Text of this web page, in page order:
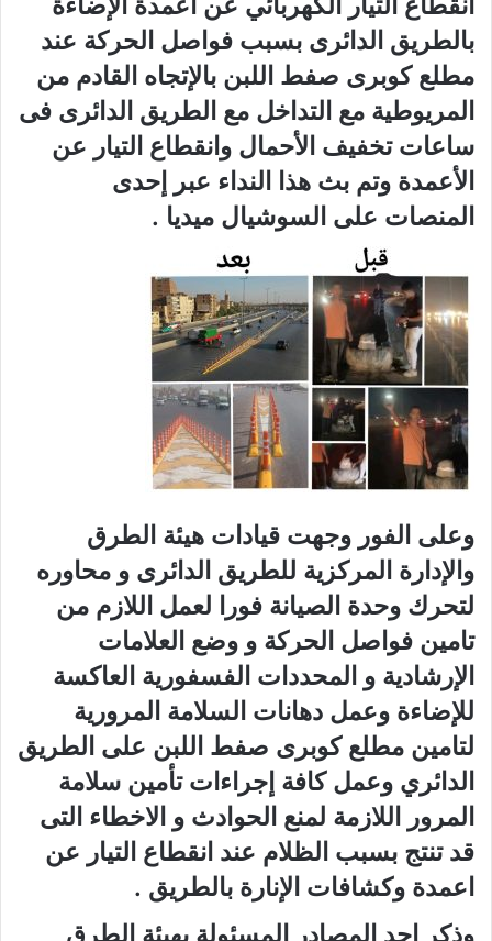
بالطريق الدائرى بسبب فواصل الحركة عند
مطلع كوبرى صفط اللبن بالإتجاه القادم من
المريوطية مع التداخل مع الطريق الدائرى فى
ساعات تخفيف الأحمال وانقطاع التيار عن
الأعمدة وتم بث هذا النداء عبر إحدى
المنصات على السوشيال ميديا .
وعلى الفور وجهت قيادات هيئة الطرق
والإدارة المركزية للطريق الدائرى و محاوره
لتحرك وحدة الصيانة فورا لعمل اللازم من
تامين فواصل الحركة و وضع العلامات
الإرشادية و المحددات الفسفورية العاكسة
للإضاءة وعمل دهانات السلامة المرورية
لتامين مطلع كوبرى صفط اللبن على الطريق
الدائري وعمل كافة إجراءات تأمين سلامة
المرور اللازمة لمنع الحوادث و الاخطاء التى
قد تنتج بسبب الظلام عند انقطاع التيار عن
اعمدة وكشافات الإنارة بالطريق .
وذكر احد المصادر المسئولة بهيئة الطرق